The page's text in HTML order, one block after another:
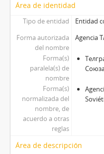
Área de identidad
Tipo de entidad
Entidad
Forma autorizada
del nombre
Agencia
Forma(s)
paralela(s) de
nombre
Forma(s)
normalizada del
nombre, de
acuerdo a otras
reglas
Área de descripción